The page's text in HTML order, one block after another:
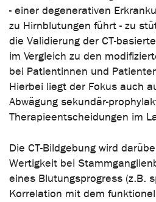
- einer degenerativen
zu Hirnblutungen führt - zu
die Validierung der CT-
im Vergleich zu den
bei Patientinnen und
Hierbei liegt der Fokus auch
Abwägung sekundär-
Therapieentscheidungen im
Die CT-Bildgebung wird
Wertigkeit bei
eines Blutungsprogress (z.B.
Korrelation mit dem